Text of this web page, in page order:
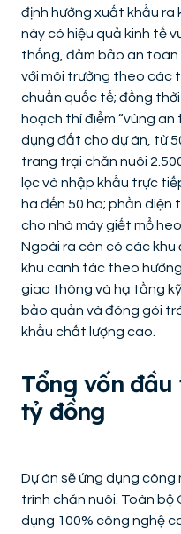
định hướng xuất khẩu ra
này có hiệu quả kinh tế
thống, đảm bảo an toàn
với môi trường theo các
chuẩn quốc tế; đồng
hoạch thí điểm “vùng an
dụng đất cho dự án, từ
trang trại chăn nuôi
lọc và nhập khẩu trực
ha đến 50 ha; phần diện
cho nhà máy giết mổ
Ngoài ra còn có các khu
khu canh tác theo
giao thông và hạ tầng
bảo quản và đóng gói
khẩu chất lượng cao.
Tổng vốn đầu
tỷ đồng
Dự án sẽ ứng dụng
trình chăn nuôi. Toàn bộ
dụng 100% công nghệ